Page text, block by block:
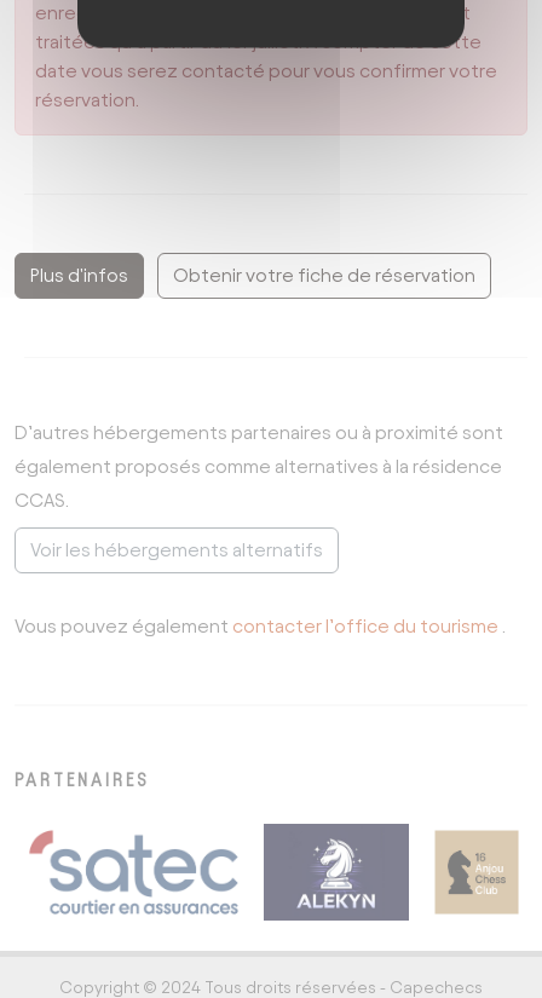
enregistrées dans l’ordre d’arrivée. Elles ne seront
traitées qu’à partir du 1er juillet. À compter de cette
date vous serez contacté pour vous confirmer votre
réservation.
Plus d'infos Obtenir votre fiche de réservation
D’autres hébergements partenaires ou à proximité sont
également proposés comme alternatives à la résidence
CCAS.
Voir les hébergements alternatifs
Vous pouvez également contacter l’office du tourisme .
PARTENAIRES
Copyright © 2024 Tous droits réservées - Capechecs